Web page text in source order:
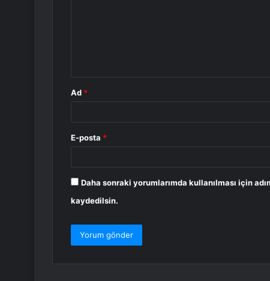
Ad *
E-posta *
Daha sonraki yorumlarımda kullanılması için
kaydedilsin.